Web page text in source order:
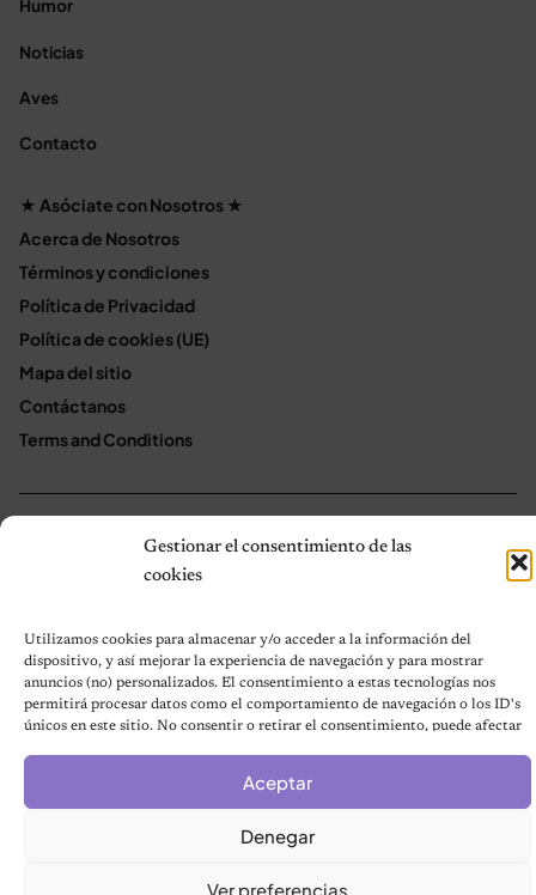
Gestionar el consentimiento de las
cookies
Utilizamos cookies para almacenar y/o acceder a la información del
dispositivo, y así mejorar la experiencia de navegación y para mostrar
anuncios (no) personalizados. El consentimiento a estas tecnologías nos
permitirá procesar datos como el comportamiento de navegación o los ID's
únicos en este sitio. No consentir o retirar el consentimiento, puede afectar
Aceptar
Denegar
Ver preferencias
Humor
Noticias
Aves
Contacto
★ Asóciate con Nosotros ★
Acerca de Nosotros
Términos y condiciones
Política de Privacidad
Política de cookies (UE)
Mapa del sitio
Contáctanos
Terms and Conditions
© 2026 Notas de Mascotas
Política de privacidad